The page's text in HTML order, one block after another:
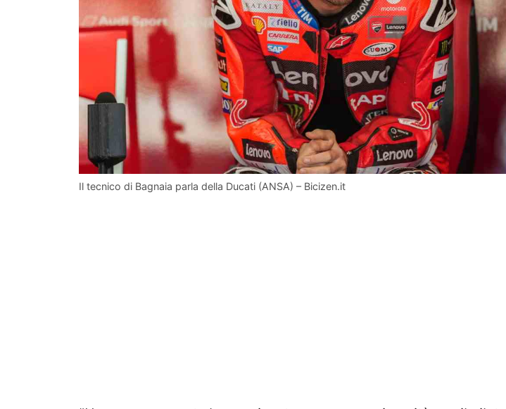
Il tecnico di Bagnaia parla della Ducati (ANSA) – Bicizen.it